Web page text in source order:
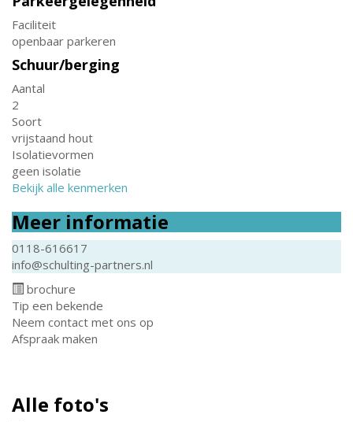
Faciliteit
openbaar parkeren
Schuur/berging
Aantal
2
Soort
vrijstaand hout
Isolatievormen
geen isolatie
Bekijk alle kenmerken
Meer informatie
0118-616617
info@schulting-partners.nl
brochure
Tip een bekende
Neem contact met ons op
Afspraak maken
Alle foto's